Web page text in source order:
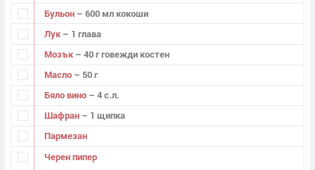
Бульон – 600 мл кокоши
Лук – 1 глава
Мозък – 40 г говежди костен
Масло – 50 г
Бяло вино – 4 с.л.
Шафран – 1 щипка
Пармезан
Черен пипер